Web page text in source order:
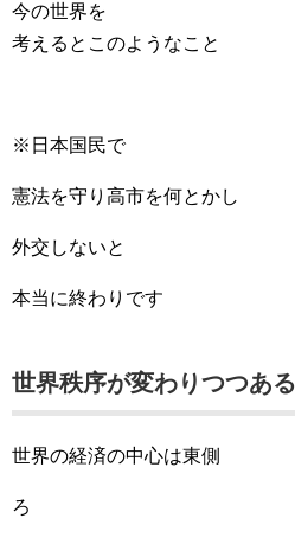
今の世界を
考えるとこのようなこと
※日本国民で
憲法を守り高市を何とかし
外交しないと
本当に終わりです
世界秩序が変わりつつある
世界の経済の中心は東側
ろ